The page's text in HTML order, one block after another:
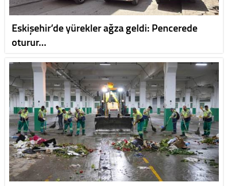
Eskişehir’de yürekler ağza geldi: Pencerede
oturur…